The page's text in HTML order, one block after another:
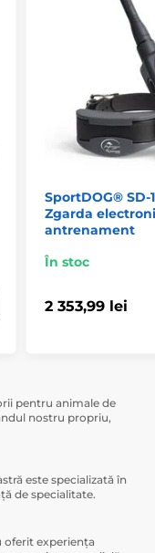
calitate și are o
și 66 cm.
cm; înălțime – 8
lățime –
adâncime – 2,6
SportDOG® SD-
Zgarda
antrenament
În stoc
2 353,99 lei
pentru animale de
nostru propriu,
este specializată în
de specialitate.
oferit experiența